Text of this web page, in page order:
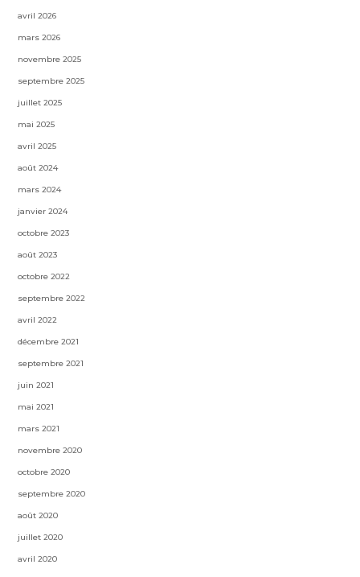
avril 2026
mars 2026
novembre 2025
septembre 2025
juillet 2025
mai 2025
avril 2025
août 2024
mars 2024
janvier 2024
octobre 2023
août 2023
octobre 2022
septembre 2022
avril 2022
décembre 2021
septembre 2021
juin 2021
mai 2021
mars 2021
novembre 2020
octobre 2020
septembre 2020
août 2020
juillet 2020
avril 2020